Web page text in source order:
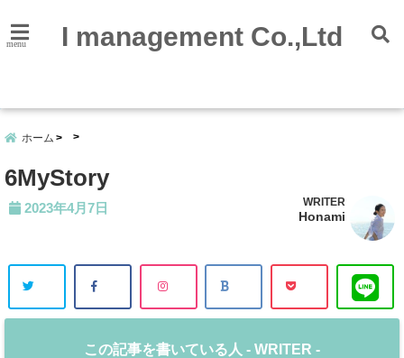
menu I management Co.,Ltd
ホーム
6MyStory
2023年4月7日 WRITER
Honami
この記事を書いている人 - WRITER -